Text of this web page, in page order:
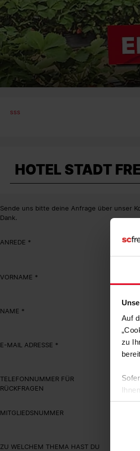
Auf
zu
sss
HOTEL STADT
Sende uns bitte deine Anfrage über unser
Dank.
ANREDE
VORNAME
NAME
E-MAIL ADRESSE
TELEFONNUMMER FÜR
RÜCKFRAGEN
MITGLIEDSNUMMER
ZU WELCHEM THEMA HAST DU